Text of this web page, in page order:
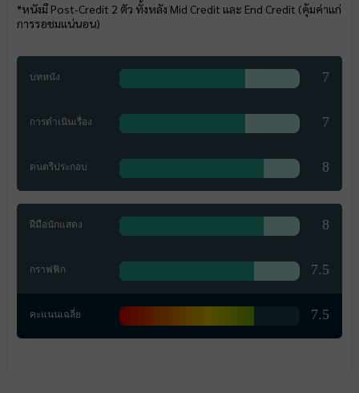
*หนังมี Post-Credit 2 ตัว ทั้งหลัง Mid Credit และ End Credit (คุ้มค่าแก่
การรอชมแน่นอน)
บทหนัง 7
การดำเนินเรื่อง 7
ดนตรีประกอบ 8
ฝีมือนักแสดง 8
กราฟฟิก 7.5
คะแนนเฉลี่ย 7.5